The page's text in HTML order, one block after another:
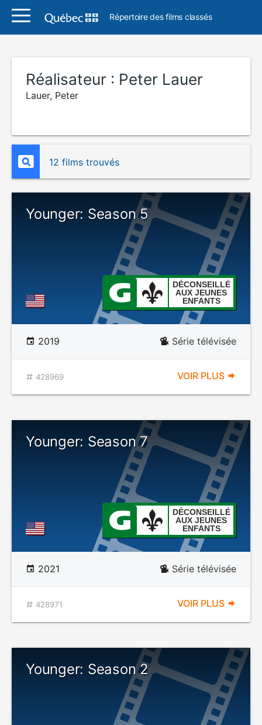
Répertoire des films classés
Réalisateur : Peter Lauer
Lauer, Peter
12 films trouvés
Younger: Season 5
DÉCONSEILLÉ
AUX JEUNES
ENFANTS
2019 Série télévisée
428969 VOIR PLUS
Younger: Season 7
DÉCONSEILLÉ
AUX JEUNES
ENFANTS
2021 Série télévisée
428971 VOIR PLUS
Younger: Season 2